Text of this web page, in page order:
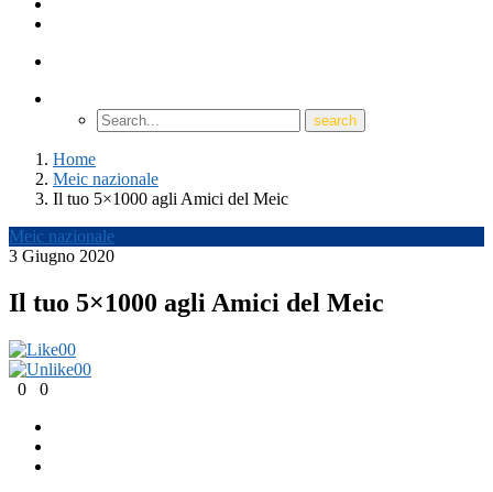
Home
Meic nazionale
Il tuo 5×1000 agli Amici del Meic
Meic nazionale
3 Giugno 2020
Il tuo 5×1000 agli Amici del Meic
00
00
0
0